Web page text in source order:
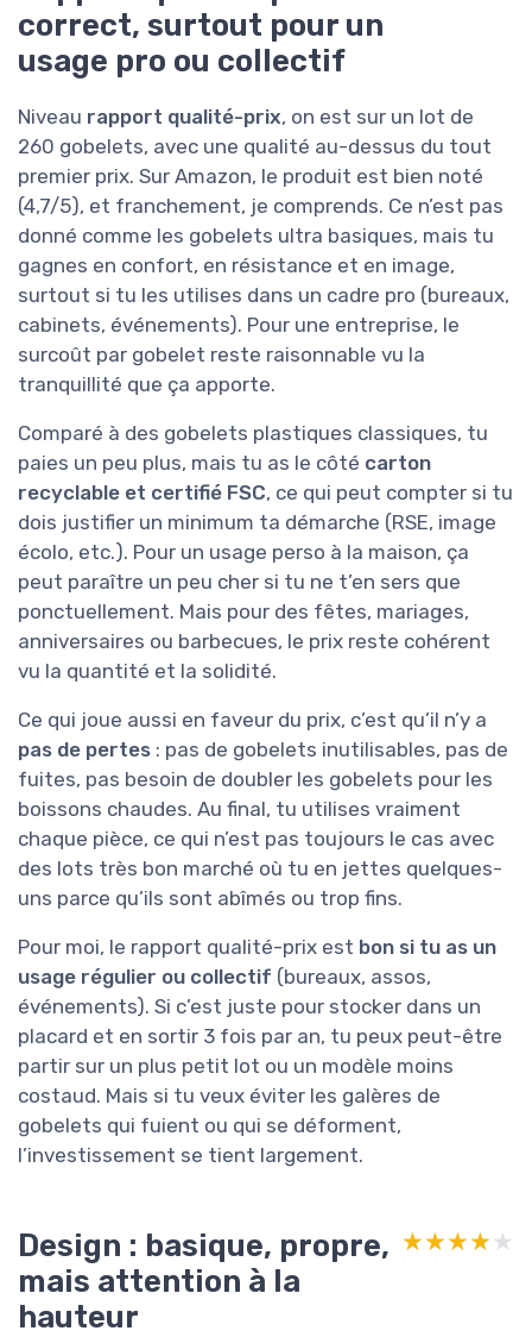
correct, surtout pour un
usage pro ou collectif
Niveau rapport qualité-prix, on est sur un lot de
260 gobelets, avec une qualité au-dessus du tout
premier prix. Sur Amazon, le produit est bien noté
(4,7/5), et franchement, je comprends. Ce n’est pas
donné comme les gobelets ultra basiques, mais tu
gagnes en confort, en résistance et en image,
surtout si tu les utilises dans un cadre pro (bureaux,
cabinets, événements). Pour une entreprise, le
surcoût par gobelet reste raisonnable vu la
tranquillité que ça apporte.
Comparé à des gobelets plastiques classiques, tu
paies un peu plus, mais tu as le côté carton
recyclable et certifié FSC, ce qui peut compter si tu
dois justifier un minimum ta démarche (RSE, image
écolo, etc.). Pour un usage perso à la maison, ça
peut paraître un peu cher si tu ne t’en sers que
ponctuellement. Mais pour des fêtes, mariages,
anniversaires ou barbecues, le prix reste cohérent
vu la quantité et la solidité.
Ce qui joue aussi en faveur du prix, c’est qu’il n’y a
pas de pertes : pas de gobelets inutilisables, pas de
fuites, pas besoin de doubler les gobelets pour les
boissons chaudes. Au final, tu utilises vraiment
chaque pièce, ce qui n’est pas toujours le cas avec
des lots très bon marché où tu en jettes quelques-
uns parce qu’ils sont abîmés ou trop fins.
Pour moi, le rapport qualité-prix est bon si tu as un
usage régulier ou collectif (bureaux, assos,
événements). Si c’est juste pour stocker dans un
placard et en sortir 3 fois par an, tu peux peut-être
partir sur un plus petit lot ou un modèle moins
costaud. Mais si tu veux éviter les galères de
gobelets qui fuient ou qui se déforment,
l’investissement se tient largement.
Design : basique, propre,
mais attention à la
hauteur
★★★★★
★★★★★